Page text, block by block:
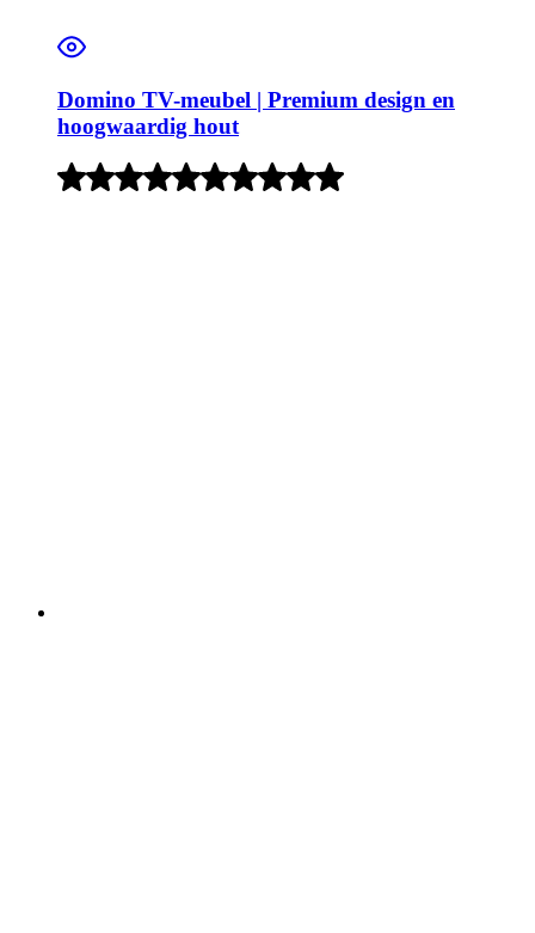
Domino TV-meubel | Premium design en
hoogwaardig hout